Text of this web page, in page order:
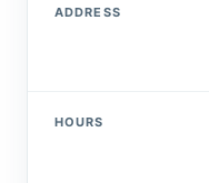
ADDRESS
HOURS